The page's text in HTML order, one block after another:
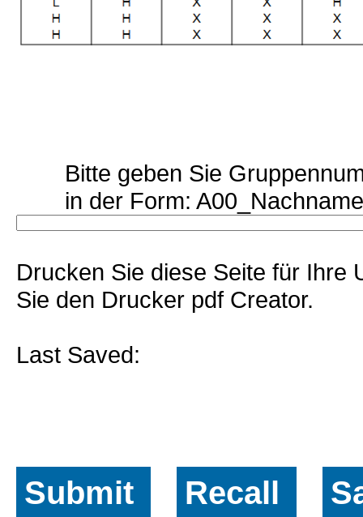
Bitte geben Sie
in der Form:
Drucken Sie diese Seite für Ihre
Sie den Drucker pdf Creator.
Last Saved:
Submit Recall